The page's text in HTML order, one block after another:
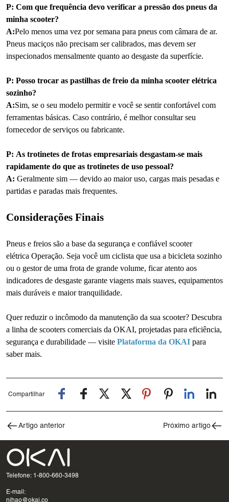
P: Com que frequência devo verificar a pressão dos pneus da
minha scooter?
A:Pelo menos uma vez por semana para pneus com câmara de ar.
Pneus maciços não precisam ser calibrados, mas devem ser
inspecionados mensalmente quanto ao desgaste da superfície.
P: Posso trocar as pastilhas de freio da minha scooter elétrica
sozinho?
A:Sim, se o seu modelo permitir e você se sentir confortável com
ferramentas básicas. Caso contrário, é melhor consultar seu
fornecedor de serviços ou fabricante.
P: As trotinetes de frotas empresariais desgastam-se mais
rapidamente do que as trotinetes de uso pessoal?
A: Geralmente sim — devido ao maior uso, cargas mais pesadas e
partidas e paradas mais frequentes.
Considerações Finais
Pneus e freios são a base da segurança e confiável scooter
elétrica Operação. Seja você um ciclista que usa a bicicleta sozinho
ou o gestor de uma frota de grande volume, ficar atento aos
indicadores de desgaste garante viagens mais suaves, equipamentos
mais duráveis ​​e maior tranquilidade.
Quer reduzir o incômodo da manutenção da sua scooter? Descubra
a linha de scooters comerciais da OKAI, projetadas para eficiência,
segurança e durabilidade — visite Plataforma da OKAI para
saber mais.
Compartilhar
Artigo anterior Próximo artigo
Telefone: 1-800-660-3498
E-mail:
nihao@okai.co